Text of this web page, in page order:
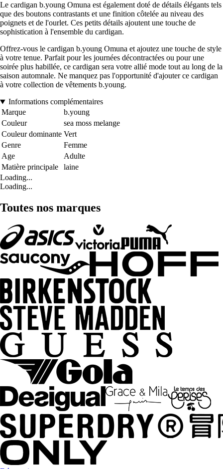
Le cardigan b.young Omuna est également doté de détails élégants tels
que des boutons contrastants et une finition côtelée au niveau des
poignets et de l'ourlet. Ces petits détails ajoutent une touche de
sophistication à l'ensemble du cardigan.
Offrez-vous le cardigan b.young Omuna et ajoutez une touche de style
à votre tenue. Parfait pour les journées décontractées ou pour une
soirée plus habillée, ce cardigan sera votre allié mode tout au long de la
saison automnale. Ne manquez pas l'opportunité d'ajouter ce cardigan
à votre collection de vêtements b.young.
Informations complémentaires
Marque
b.young
Couleur
sea moss melange
Couleur dominante Vert
Genre
Femme
Age
Adulte
Matière principale
laine
Loading...
Loading...
Toutes nos marques